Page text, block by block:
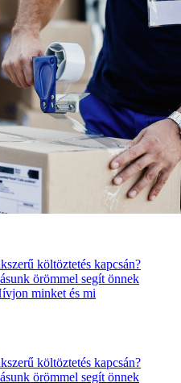
költöztetés kapcsán?
örömmel segít önnek
minket és mi
költöztetés kapcsán?
örömmel segít önnek